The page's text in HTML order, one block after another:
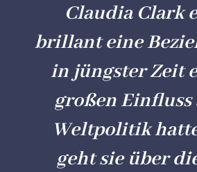
Claudia Clark
brillant eine
in jüngster Zeit
großen
Weltpolitik
geht sie über